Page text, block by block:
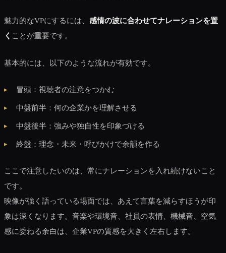
魅力的なVPにするには、 感情の波に合わせてナレーションを置
く ことが重要です。
基本的には、以下のような流れが有効です。
冒頭：視聴者の注意をつかむ
中盤前半：何の企業かを理解させる
中盤後半：強みや独自性を印象づける
終盤：理念・未来・呼びかけで余韻を作る
ここで注意したいのは、常にナレーションを入れ続けないこと
です。
映像が強く語っている場面では、あえて言葉を減らすほうが印
象は深くなります。音楽や環境音、社員の表情、機械音、空気
感に委ねる余白は、企業VPの質感を大きく左右します。